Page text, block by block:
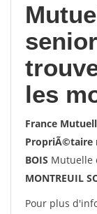
les
France
PropriÃ©taire
BOIS Mutuelle
MONTREUIL
Pour plus